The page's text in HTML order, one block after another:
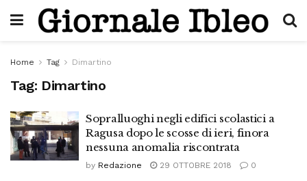
Home Tag Dimartino
Tag: Dimartino
Sopralluoghi negli edifici scolastici a
Ragusa dopo le scosse di ieri, finora
nessuna anomalia riscontrata
by Redazione 29 OTTOBRE 2018 0